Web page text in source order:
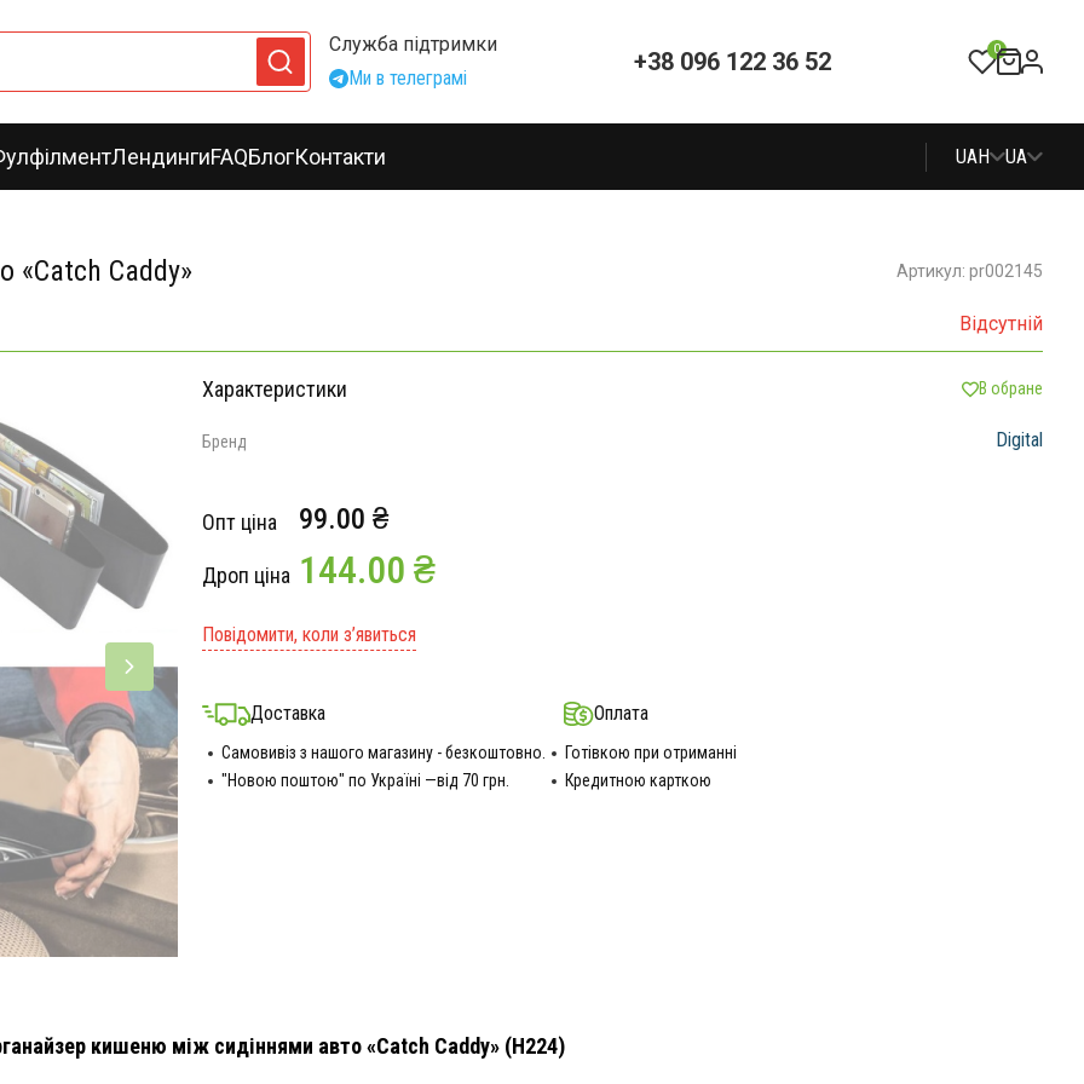
Служба підтримки
Ми в телеграмі
+38 096 122 36 52 0
ЛендингиFAQБлогКонтакти UAH UA
«Catch Caddy» Артикул: pr002145
Відсутній
Характеристики В обране
Бренд Digital
Опт ціна 99.00 ₴
Дроп ціна 144.00 ₴
Повідомити, коли з’явиться
Доставка
Самовивіз з нашого магазину - безкоштовно.
"Новою поштою" по Україні —від 70 грн.
Оплата
Готівкою при отриманні
Кредитною карткою
кишеню між сидіннями авто «Catch Caddy» (H224)